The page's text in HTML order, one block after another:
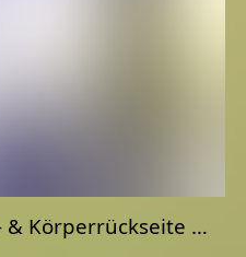
„Längung“ der Bein- & Körperrückseite mit Yin Yoga & Yoga Tune Up®